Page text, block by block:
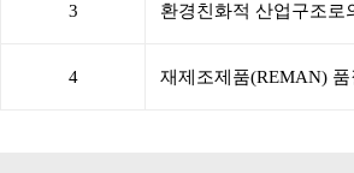
3 환경친화적 산업구조로
4 재제조제품(REMAN) 품